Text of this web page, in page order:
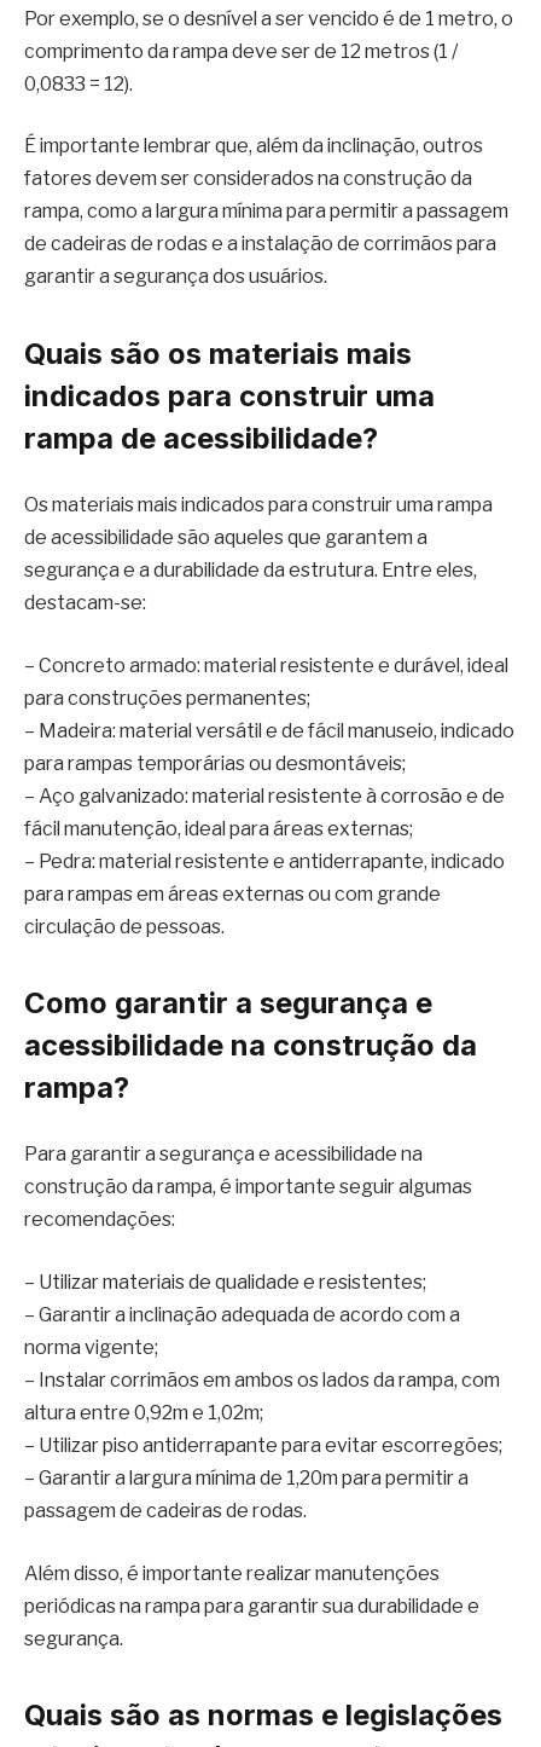
Por exemplo, se o desnível a ser vencido é de 1 metro, o
comprimento da rampa deve ser de 12 metros (1 /
0,0833 = 12).
É importante lembrar que, além da inclinação, outros
fatores devem ser considerados na construção da
rampa, como a largura mínima para permitir a passagem
de cadeiras de rodas e a instalação de corrimãos para
garantir a segurança dos usuários.
Quais são os materiais mais
indicados para construir uma
rampa de acessibilidade?
Os materiais mais indicados para construir uma rampa
de acessibilidade são aqueles que garantem a
segurança e a durabilidade da estrutura. Entre eles,
destacam-se:
– Concreto armado: material resistente e durável, ideal
para construções permanentes;
– Madeira: material versátil e de fácil manuseio, indicado
para rampas temporárias ou desmontáveis;
– Aço galvanizado: material resistente à corrosão e de
fácil manutenção, ideal para áreas externas;
– Pedra: material resistente e antiderrapante, indicado
para rampas em áreas externas ou com grande
circulação de pessoas.
Como garantir a segurança e
acessibilidade na construção da
rampa?
Para garantir a segurança e acessibilidade na
construção da rampa, é importante seguir algumas
recomendações:
– Utilizar materiais de qualidade e resistentes;
– Garantir a inclinação adequada de acordo com a
norma vigente;
– Instalar corrimãos em ambos os lados da rampa, com
altura entre 0,92m e 1,02m;
– Utilizar piso antiderrapante para evitar escorregões;
– Garantir a largura mínima de 1,20m para permitir a
passagem de cadeiras de rodas.
Além disso, é importante realizar manutenções
periódicas na rampa para garantir sua durabilidade e
segurança.
Quais são as normas e legislações